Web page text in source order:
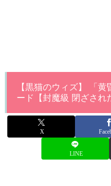
【黒猫のウィズ】 「
ード【封魔級 閉ざされ
X
LINE